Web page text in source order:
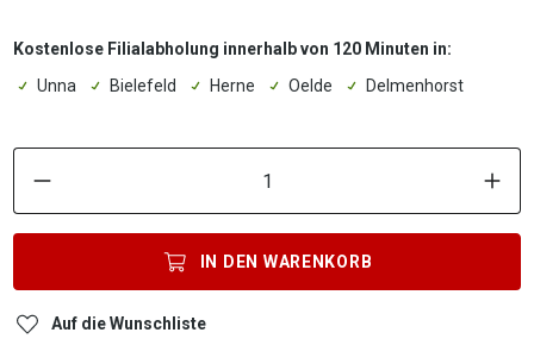
Kostenlose Filialabholung innerhalb von 120 Minuten in:
Unna
Bielefeld Herne Oelde Delmenhorst
IN DEN WARENKORB
Auf die Wunschliste